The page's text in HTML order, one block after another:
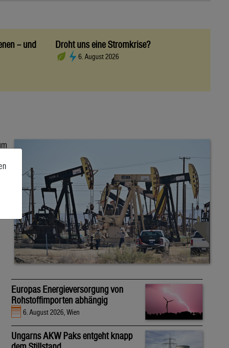
– und
Droht uns eine Stromkrise?
6. August 2026
Europas Energieversorgung von
Rohstoffimporten abhängig
6. August 2026, Wien
Ungarns AKW Paks entgeht knapp